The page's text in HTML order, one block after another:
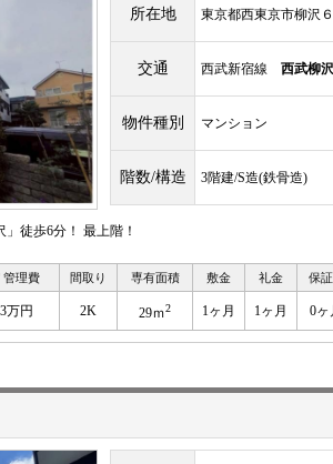
所在地 東京都西東京市柳沢
交通 西武新宿線 西武柳
物件種別 マンション
階数/構造 3階建/S造(鉄骨造)
徒歩6分！ 最上階！
管理費 間取り 専有面積 敷金 礼金 保
万円 2K 29ｍ2 1ヶ月 1ヶ月 0ヶ